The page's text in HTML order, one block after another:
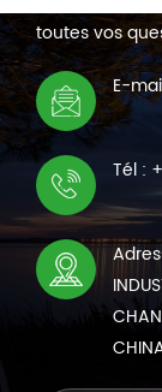
LIRE LA
Nous
toutes vos
E-
Tél :